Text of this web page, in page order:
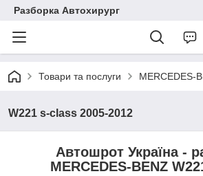
Разборка Автохирург
Товари та послуги MERCEDES-
W221 s-class 2005-2012
Автошрот Україна -
MERCEDES-BENZ